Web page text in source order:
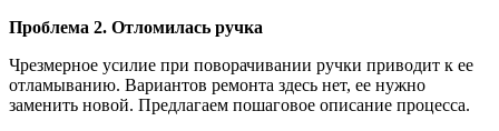
Проблема 2. Отломилась ручка
Чрезмерное усилие при поворачивании ручки приводит к ее
отламыванию. Вариантов ремонта здесь нет, ее нужно
заменить новой. Предлагаем пошаговое описание процесса.